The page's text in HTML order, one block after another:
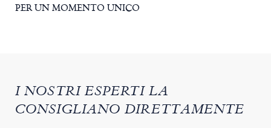
PER UN MOMENTO UNICO
I NOSTRI ESPERTI LA
CONSIGLIANO DIRETTAMENTE